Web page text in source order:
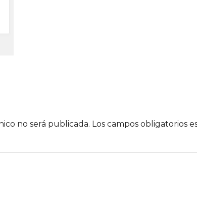
no será publicada. Los campos obligatorios